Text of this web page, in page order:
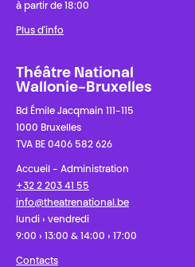
à partir de 18:00
Plus d'info
Théâtre National
Wallonie-Bruxelles
Bd Émile Jacqmain 111-115
1000 Bruxelles
TVA BE 0406 582 626
Accueil - Administration
+32 2 203 41 55
info@theatrenational.be
lundi › vendredi
9:00 › 13:00 & 14:00 › 17:00
Contacts